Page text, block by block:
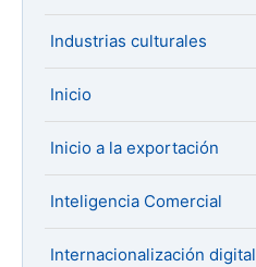
Industrias culturales
Inicio
Inicio a la exportación
Inteligencia Comercial
Internacionalización digital